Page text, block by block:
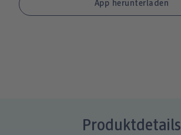
Produktdetails